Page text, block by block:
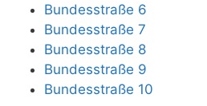
Bundesstraße 6
Bundesstraße 7
Bundesstraße 8
Bundesstraße 9
Bundesstraße 10